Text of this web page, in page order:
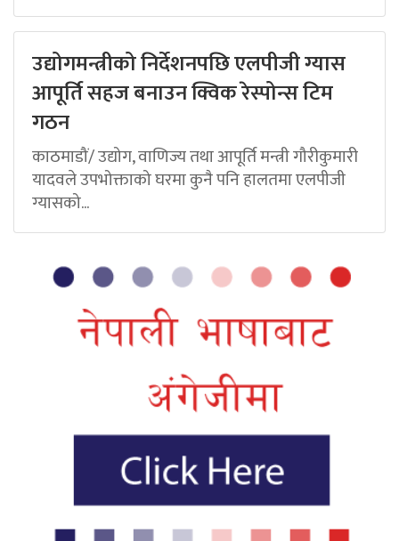
उद्योगमन्त्रीको निर्देशनपछि एलपीजी ग्यास
आपूर्ति सहज बनाउन क्विक रेस्पोन्स टिम
गठन
काठमाडौं/ उद्योग, वाणिज्य तथा आपूर्ति मन्त्री गौरीकुमारी
यादवले उपभोक्ताको घरमा कुनै पनि हालतमा एलपीजी
ग्यासको...